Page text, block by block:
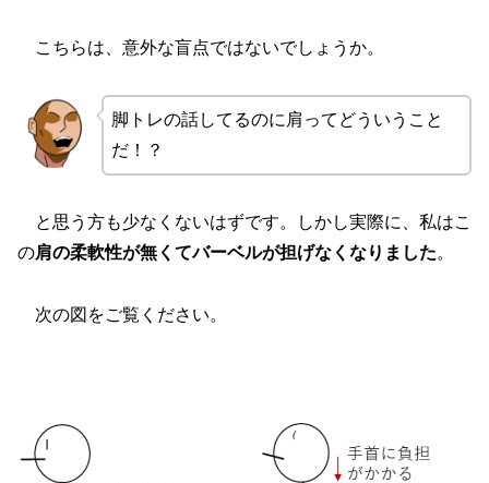
こちらは、意外な盲点ではないでしょうか。
脚トレの話してるのに肩ってどういうこと
だ！？
と思う方も少なくないはずです。しかし実際に、私はこ
の肩の柔軟性が無くてバーベルが担げなくなりました。
次の図をご覧ください。